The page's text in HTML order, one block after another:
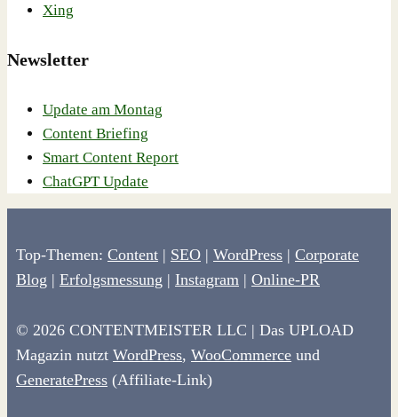
Xing
Newsletter
Update am Montag
Content Briefing
Smart Content Report
ChatGPT Update
Top-Themen: Content | SEO | WordPress | Corporate
Blog | Erfolgsmessung | Instagram | Online-PR
© 2026 CONTENTMEISTER LLC | Das UPLOAD
Magazin nutzt WordPress, WooCommerce und
GeneratePress (Affiliate-Link)